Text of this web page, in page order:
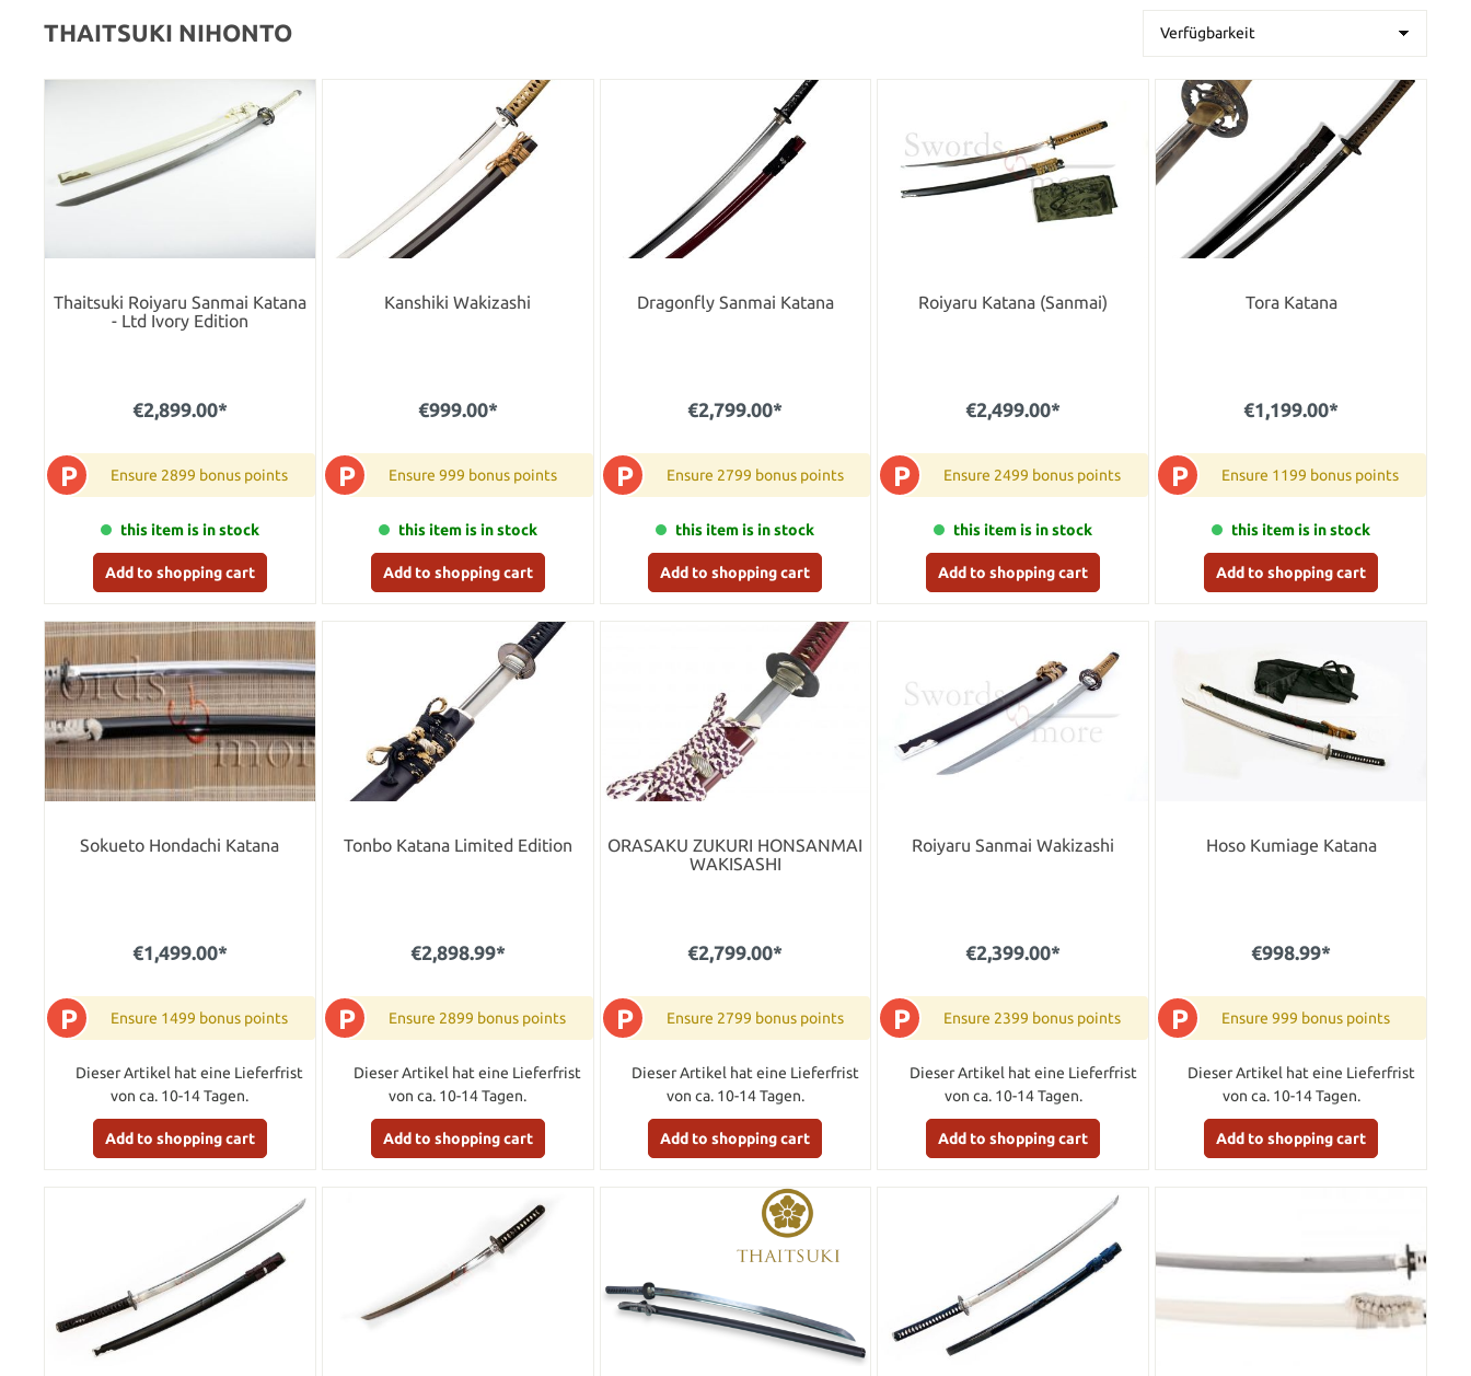
THAITSUKI NIHONTO
Thaitsuki Roiyaru Sanmai Katana
- Ltd Ivory Edition
€2,899.00*
P Ensure 2899 bonus points
this item is in stock
Add to shopping cart
Kanshiki Wakizashi
€999.00*
P Ensure 999 bonus points
this item is in stock
Add to shopping cart
Dragonfly Sanmai Katana
€2,799.00*
P Ensure 2799 bonus points
this item is in stock
Add to shopping cart
Roiyaru Katana (Sanmai)
€2,499.00*
P Ensure 2499 bonus points
this item is in stock
Add to shopping cart
Tora Katana
€1,199.00*
P Ensure 1199 bonus points
this item is in stock
Add to shopping cart
Sokueto Hondachi Katana
€1,499.00*
P Ensure 1499 bonus points
Dieser Artikel hat eine Lieferfrist
von ca. 10-14 Tagen.
Add to shopping cart
Tonbo Katana Limited Edition
€2,898.99*
P Ensure 2899 bonus points
Dieser Artikel hat eine Lieferfrist
von ca. 10-14 Tagen.
Add to shopping cart
ORASAKU ZUKURI HONSANMAI
WAKISASHI
€2,799.00*
P Ensure 2799 bonus points
Dieser Artikel hat eine Lieferfrist
von ca. 10-14 Tagen.
Add to shopping cart
Roiyaru Sanmai Wakizashi
€2,399.00*
P Ensure 2399 bonus points
Dieser Artikel hat eine Lieferfrist
von ca. 10-14 Tagen.
Add to shopping cart
Hoso Kumiage Katana
€998.99*
P Ensure 999 bonus points
Dieser Artikel hat eine Lieferfrist
von ca. 10-14 Tagen.
Add to shopping cart